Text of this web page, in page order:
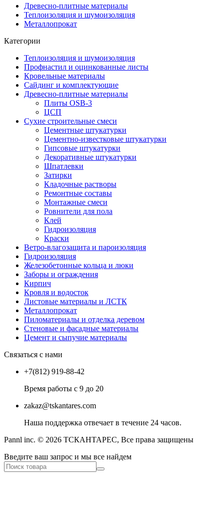
Древесно-плитные материалы
Теплоизоляция и шумоизоляция
Металлопрокат
Категории
Теплоизоляция и шумоизоляция
Профнастил и оцинкованные листы
Кровельные материалы
Сайдинг и комплектующие
Древесно-плитные материалы
Плиты OSB-3
ЦСП
Сухие строительные смеси
Цементные штукатурки
Цементно-известковые штукатурки
Гипсовые штукатурки
Декоративные штукатурки
Шпатлевки
Затирки
Кладочные растворы
Ремонтные составы
Монтажные смеси
Ровнители для пола
Клей
Гидроизоляция
Краски
Ветро-влагозащита и пароизоляция
Гидроизоляция
Железобетонные кольца и люки
Заборы и ограждения
Кирпич
Кровля и водосток
Листовые материалы и ЛСТК
Металлопрокат
Пиломатериалы и отделка деревом
Стеновые и фасадные материалы
Цемент и сыпучие материалы
Связаться с нами
+7(812) 919-88-42
Время работы с 9 до 20
zakaz@tskantares.com
Наша поддержка отвечает в течение 24 часов.
Pannl inc. © 2026 ТСКАНТАРЕС, Все права защищены
Введите ваш запрос и мы все найдем